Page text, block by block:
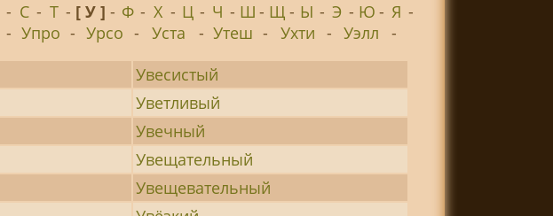
- С - Т - [ У ]- Ф - Х - Ц - Ч - Ш - Щ - Ы - Э - Ю- Я -
- Упро - Урсо - Уста - Утеш - Ухти - Уэлл
-
Увесистый
Уветливый
Увечный
Увещательный
Увещевательный